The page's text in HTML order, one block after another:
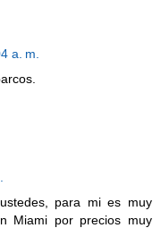
a. m.
para mi es muy
Miami por precios muy